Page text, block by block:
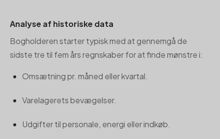
Analyse af historiske data
Bogholderen starter typisk med at gennemgå de
sidste tre til fem års regnskaber for at finde mønstre i:
Omsætning pr. måned eller kvartal.
Varelagerets bevægelser.
Udgifter til personale, energi eller indkøb.